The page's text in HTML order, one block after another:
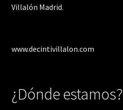
Villalón Madrid.
www.decintivillalon.com
¿Dónde estamos?